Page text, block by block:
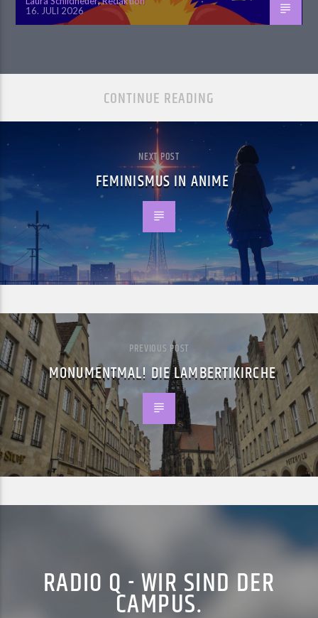
16. JULI 2026
CONTINUE READING
NEXT POST
FEMINISMUS IN ANIME
PREVIOUS POST
MONUMENTMAL! DIE LAMBERTIKIRCHE
RADIO Q - WIR SIND DER
CAMPUS.